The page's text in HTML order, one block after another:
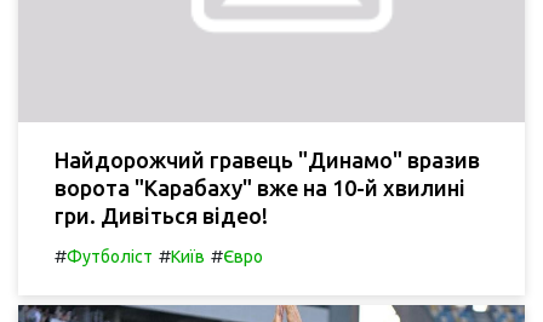
Найдорожчий гравець "Динамо" вразив
ворота "Карабаху" вже на 10-й хвилині
гри. Дивіться відео!
#Футболіст #Київ #Євро